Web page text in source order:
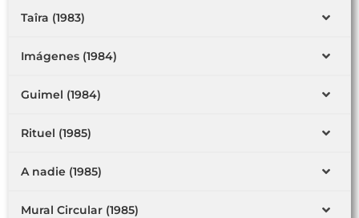
Taîra (1983)
Imágenes (1984)
Guimel (1984)
Rituel (1985)
A nadie (1985)
Mural Circular (1985)